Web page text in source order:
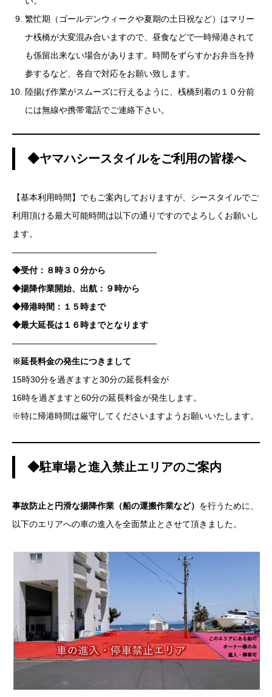
繁忙期（ゴールデンウィークや夏期の土日祝など）はマリー
ナ桟橋が大変混み合いますので、昼食などで一時帰港されて
も係留出来ない場合があります。時間をずらすかお弁当を持
参するなど、各自で対応をお願い致します。
陸揚げ作業がスムーズに行えるように、桟橋到着の１０分前
には無線や携帯電話でご連絡下さい。
◆ヤマハシースタイルをご利用の皆様へ
【基本利用時間】でもご案内しておりますが、シースタイルでご
利用頂ける最大可能時間は以下の通りですのでよろしくお願いし
ます。
—————————————————
◆受付：８時３０分から
◆揚降作業開始、出航：９時から
◆帰港時間：１５時まで
◆最大延長は１６時までとなります
—————————————————
※延長料金の発生につきまして
15時30分を過ぎますと30分の延長料金が
16時を過ぎますと60分の延長料金が発生します。
※特に帰港時間は厳守してくださいますようお願いいたします。
◆駐車場と進入禁止エリアのご案内
事故防止と円滑な揚降作業（船の運搬作業など） を行うために、
以下のエリアへの車の進入を全面禁止とさせて頂きました。